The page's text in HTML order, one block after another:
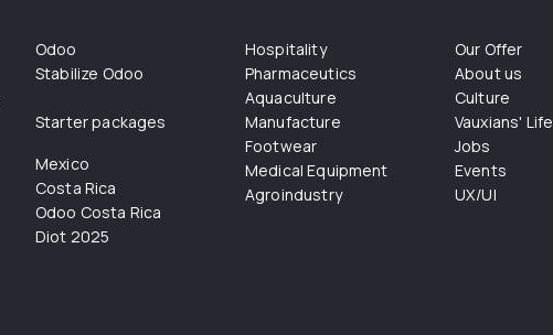
Odoo
Stabilize Odoo
Starter packages
Mexico
Costa Rica
Odoo Costa Rica
Diot 2025
Hospitality
Pharmaceutics
Aquaculture
Manufacture
Footwear
Medical Equipment
Agroindustry
Our Offer
About us
Culture
Vauxians' Life
Jobs
Events
UX/UI